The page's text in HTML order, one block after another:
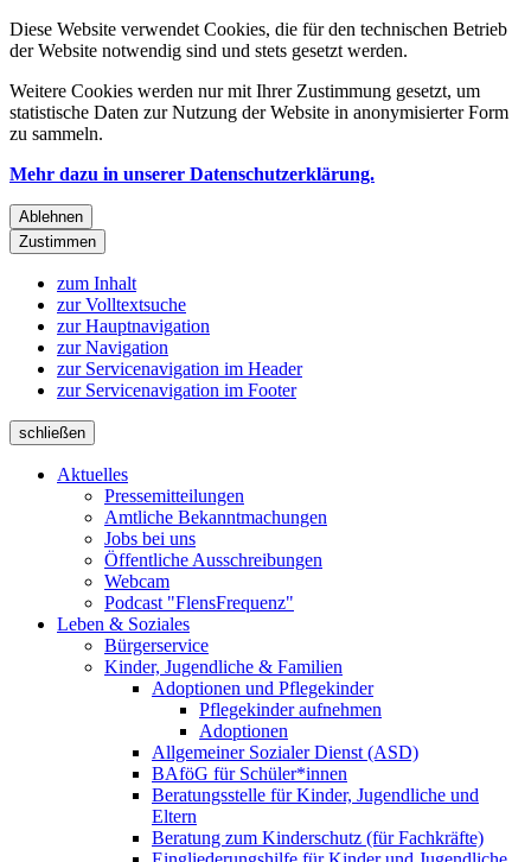
Diese Website verwendet Cookies, die für den technischen Betrieb
der Website notwendig sind und stets gesetzt werden.
Weitere Cookies werden nur mit Ihrer Zustimmung gesetzt, um
statistische Daten zur Nutzung der Website in anonymisierter Form
zu sammeln.
Mehr dazu in unserer Datenschutzerklärung.
Ablehnen
Zustimmen
zum Inhalt
zur Volltextsuche
zur Hauptnavigation
zur Navigation
zur Servicenavigation im Header
zur Servicenavigation im Footer
schließen
Aktuelles
Pressemitteilungen
Amtliche Bekanntmachungen
Jobs bei uns
Öffentliche Ausschreibungen
Webcam
Podcast "FlensFrequenz"
Leben & Soziales
Bürgerservice
Kinder, Jugendliche & Familien
Adoptionen und Pflegekinder
Pflegekinder aufnehmen
Adoptionen
Allgemeiner Sozialer Dienst (ASD)
BAföG für Schüler*innen
Beratungsstelle für Kinder, Jugendliche und
Eltern
Beratung zum Kinderschutz (für Fachkräfte)